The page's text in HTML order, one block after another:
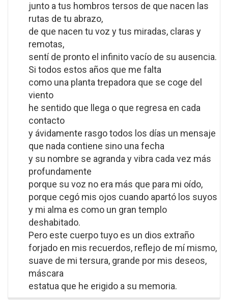
junto a tus hombros tersos de que nacen las
rutas de tu abrazo,
de que nacen tu voz y tus miradas, claras y
remotas,
sentí de pronto el infinito vacío de su ausencia.
Si todos estos años que me falta
como una planta trepadora que se coge del
viento
he sentido que llega o que regresa en cada
contacto
y ávidamente rasgo todos los días un mensaje
que nada contiene sino una fecha
y su nombre se agranda y vibra cada vez más
profundamente
porque su voz no era más que para mi oído,
porque cegó mis ojos cuando apartó los suyos
y mi alma es como un gran templo
deshabitado.
Pero este cuerpo tuyo es un dios extraño
forjado en mis recuerdos, reflejo de mí mismo,
suave de mi tersura, grande por mis deseos,
máscara
estatua que he erigido a su memoria.